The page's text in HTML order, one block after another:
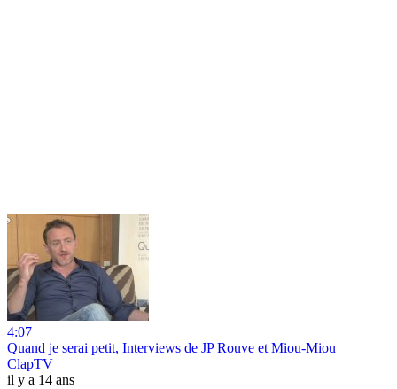
4:07
Quand je serai petit, Interviews de JP Rouve et Miou-Miou
ClapTV
il y a 14 ans